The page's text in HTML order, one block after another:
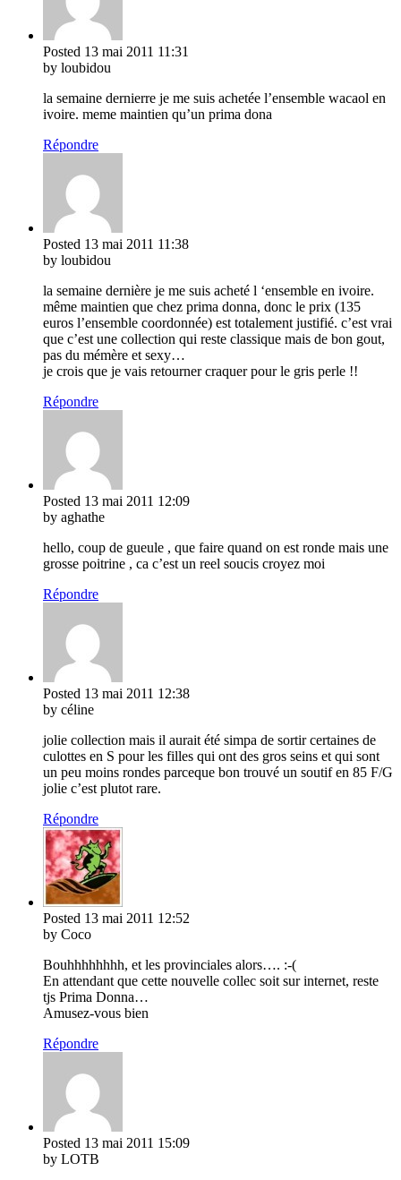
Posted 13 mai 2011 11:31
by loubidou
la semaine dernierre je me suis achetée l’ensemble wacaol en
ivoire. meme maintien qu’un prima dona
Répondre
Posted 13 mai 2011 11:38
by loubidou
la semaine dernière je me suis acheté l ‘ensemble en ivoire.
même maintien que chez prima donna, donc le prix (135
euros l’ensemble coordonnée) est totalement justifié. c’est vrai
que c’est une collection qui reste classique mais de bon gout,
pas du mémère et sexy…
je crois que je vais retourner craquer pour le gris perle !!
Répondre
Posted 13 mai 2011 12:09
by aghathe
hello, coup de gueule , que faire quand on est ronde mais une
grosse poitrine , ca c’est un reel soucis croyez moi
Répondre
Posted 13 mai 2011 12:38
by céline
jolie collection mais il aurait été simpa de sortir certaines de
culottes en S pour les filles qui ont des gros seins et qui sont
un peu moins rondes parceque bon trouvé un soutif en 85 F/G
jolie c’est plutot rare.
Répondre
Posted 13 mai 2011 12:52
by Coco
Bouhhhhhhhh, et les provinciales alors…. :-(
En attendant que cette nouvelle collec soit sur internet, reste
tjs Prima Donna…
Amusez-vous bien
Répondre
Posted 13 mai 2011 15:09
by LOTB